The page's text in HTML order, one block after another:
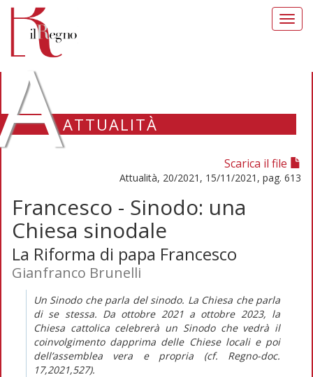
ATTUALITÀ
Scarica il file
Attualità, 20/2021, 15/11/2021, pag. 613
Francesco - Sinodo: una
Chiesa sinodale
La Riforma di papa Francesco
Gianfranco Brunelli
Un Sinodo che parla del sinodo. La Chiesa che parla
di se stessa. Da ottobre 2021 a ottobre 2023, la
Chiesa cattolica celebrerà un Sinodo che vedrà il
coinvolgimento dapprima delle Chiese locali e poi
dell’assemblea vera e propria (cf. Regno-doc.
17,2021,527).